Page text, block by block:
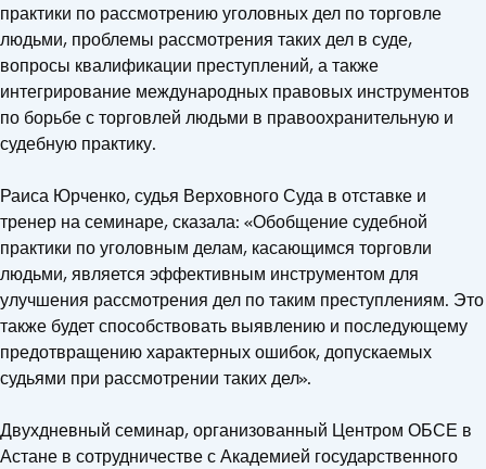
практики по рассмотрению уголовных дел по торговле
людьми, проблемы рассмотрения таких дел в суде,
вопросы квалификации преступлений, а также
интегрирование международных правовых инструментов
по борьбе с торговлей людьми в правоохранительную и
судебную практику.
Раиса Юрченко, судья Верховного Суда в отставке и
тренер на семинаре, сказала: «Обобщение судебной
практики по уголовным делам, касающимся торговли
людьми, является эффективным инструментом для
улучшения рассмотрения дел по таким преступлениям. Это
также будет способствовать выявлению и последующему
предотвращению характерных ошибок, допускаемых
судьями при рассмотрении таких дел».
Двухдневный семинар, организованный Центром ОБСЕ в
Астане в сотрудничестве с Академией государственного